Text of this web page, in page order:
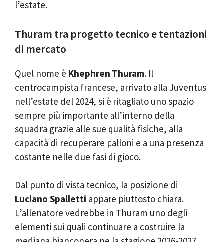
l’estate.
Thuram tra progetto tecnico e tentazioni
di mercato
Quel nome è Khephren Thuram. Il
centrocampista francese, arrivato alla Juventus
nell’estate del 2024, si è ritagliato uno spazio
sempre più importante all’interno della
squadra grazie alle sue qualità fisiche, alla
capacità di recuperare palloni e a una presenza
costante nelle due fasi di gioco.
Dal punto di vista tecnico, la posizione di
Luciano Spalletti appare piuttosto chiara.
L’allenatore vedrebbe in Thuram uno degli
elementi sui quali continuare a costruire la